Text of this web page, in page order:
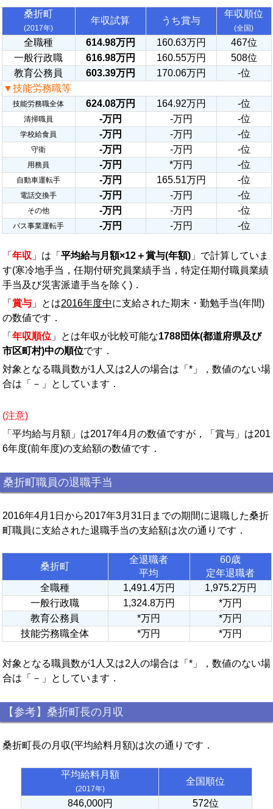
桑折町
(2017年)
年収試算 うち賞与
年収順位
(全国)
全職種 614.98万円 160.63万円
467位
一般行政職
616.98万円 160.55万円
508位
教育公務員
603.39万円 170.06万円
-位
▼技能労務職等
技能労務職全体 624.08万円 164.92万円 -位
清掃職員 -万円 -万円 -位
学校給食員 -万円 -万円 -位
守衛 -万円 -万円 -位
用務員 -万円 *万円 -位
自動車運転手 -万円 165.51万円 -位
電話交換手 -万円 -万円 -位
その他 -万円 -万円 -位
バス事業運転手 -万円 -万円 -位
「 年収 」は「 平均給与月額×12＋賞与(年額) 」で計算していま
す(寒冷地手当，任期付研究員業績手当，特定任期付職員業績
手当及び災害派遣手当を除く)．
「 賞与 」とは2016年度中に支給された期末・勤勉手当(年間)
の数値です．
「 年収順位 」とは年収が比較可能な1788団体(都道府県及び
市区町村)中の順位です．
対象となる職員数が1人又は2人の場合は「*」，数値のない場
合は「－」としています．
(注意)
「平均給与月額」は2017年4月の数値ですが，「賞与」は201
6年度(前年度)の支給額の数値です．
桑折町職員の退職手当
2016年4月1日から2017年3月31日までの期間に退職した桑折
町職員に支給された退職手当の支給額は次の通りです．
桑折町
全退職者
平均
60歳
定年退職者
全職種
1,491.4万円
1,975.2万円
一般行政職
1,324.8万円
*万円
教育公務員
*万円
*万円
技能労務職全体
*万円 *万円
対象となる職員数が1人又は2人の場合は「*」，数値のない場
合は「－」としています．
【参考】桑折町長の月収
桑折町長の月収(平均給料月額)は次の通りです．
平均給料月額
(2017年)
全国順位
846,000円 572位